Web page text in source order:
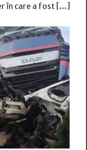
în care a fost […]